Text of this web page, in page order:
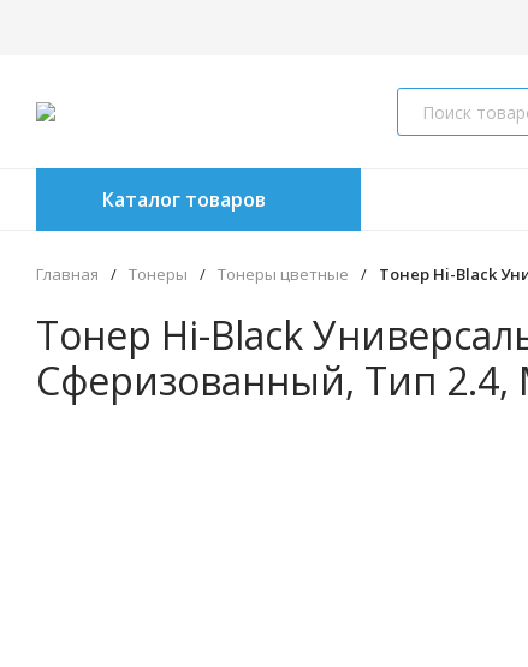
Каталог товаров
Главная / Тонеры / Тонеры цветные / Тонер Hi-Black
Тонер Hi-Black
Сферизованный, Тип 2.4,